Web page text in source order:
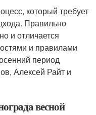
который требует
Правильно
и отличается
и правилами
период
Алексей Райт и
весной